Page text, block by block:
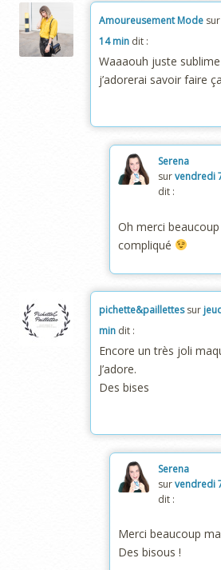
Amoureusement Mode sur
14 min dit :
Waaaouh juste
j’adorerai savoir faire
Serena
survendredi
dit :
Oh merci beaucoup
compliqué
pichette&paillettessur
min dit :
Encore un très joli
J’adore.
Des bises
Serena
survendredi
dit :
Merci beaucoup
Des bisous !